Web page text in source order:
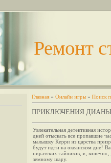
Ремонт
Главная » Онлайн игры » Поиск
ПРИКЛЮЧЕНИЯ
Увлекательная детективная
дней отыскать все пропавшие
малышку Керри из царства
будут идти на океанском дне!
пиратских тайников, и, конечно,
земному шару.